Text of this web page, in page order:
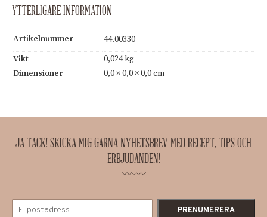
YTTERLIGARE INFORMATION
Artikelnummer
44.00330
Vikt
0,024 kg
Dimensioner
0,0 × 0,0 × 0,0 cm
JA TACK! SKICKA MIG GÄRNA NYHETSBREV MED RECEPT, TIPS OCH
ERBJUDANDEN!